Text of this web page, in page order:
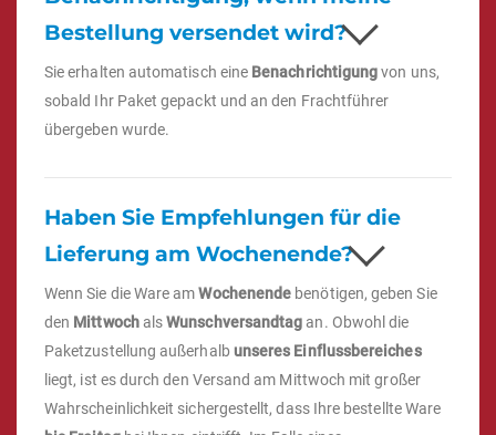
Bestellung versendet wird?
Sie erhalten automatisch eine Benachrichtigungvon uns,
sobald Ihr Paket gepackt und an den Frachtführer
übergeben wurde.
Haben Sie Empfehlungen für die
Lieferung am Wochenende?
Wenn Sie die Ware amWochenende benötigen, geben Sie
den MittwochalsWunschversandtagan. Obwohl die
Paketzustellung außerhalb unseres Einflussbereiches
liegt, ist es durch den Versand am Mittwoch mit großer
Wahrscheinlichkeit sichergestellt, dass Ihre bestellte Ware